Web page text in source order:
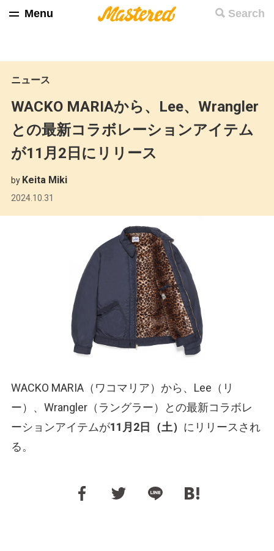
Search
Menu
ニュース
WACKO MARIAから、Lee、Wrangler
との最新コラボレーションアイテム
が11月2日にリリース
by Keita Miki
2024.10.31
WACKO MARIA（ワコマリア）から、Lee（リ
ー）、Wrangler（ラングラー）との最新コラボレ
ーションアイテムが11月2日（土） にリリースされ
る。